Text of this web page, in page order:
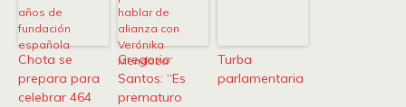
Chota se
prepara para
celebrar 464
Gregorio
Santos: “Es
prematuro
Turba
parlamentaria